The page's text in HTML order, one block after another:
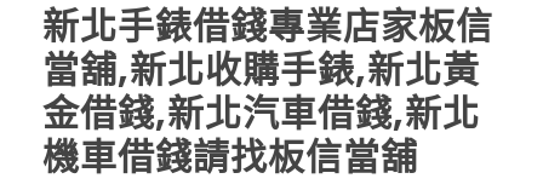
新北手錶借錢專業店家板信
當舖,新北收購手錶,新北黃
金借錢,新北汽車借錢,新北
機車借錢請找板信當舖